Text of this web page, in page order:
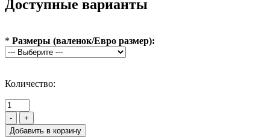
Доступные варианты
* Размеры (валенок/Евро размер):
Количество:
- +